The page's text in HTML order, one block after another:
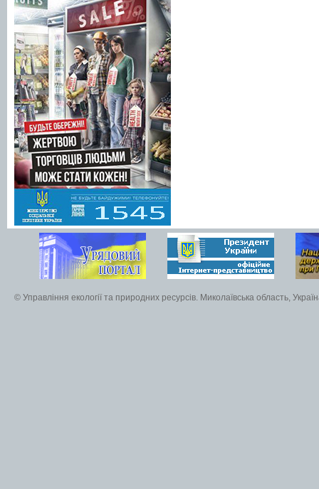
© Управління екології та природних ресурсів. Миколаївська область,